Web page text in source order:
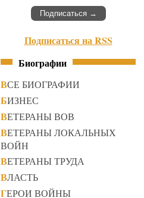
Подписаться на RSS
Биографии
ВСЕ БИОГРАФИИ
БИЗНЕС
ВЕТЕРАНЫ ВОВ
ВЕТЕРАНЫ ЛОКАЛЬНЫХ
ВОЙН
ВЕТЕРАНЫ ТРУДА
ВЛАСТЬ
ГЕРОИ ВОЙНЫ